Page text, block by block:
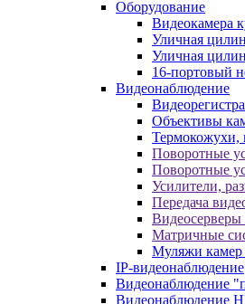
Оборудование
Видеокамера
Уличная
Уличная
16-портовый
Видеонаблюдение
Объективы
Термокожухи,
Поворотные
Поворотные
Усилители,
Передача
Видеосерверы
Матричные
Муляжи камер
IP-видеонаблюдение
Видеонаблюдение
Видеонаблюдение